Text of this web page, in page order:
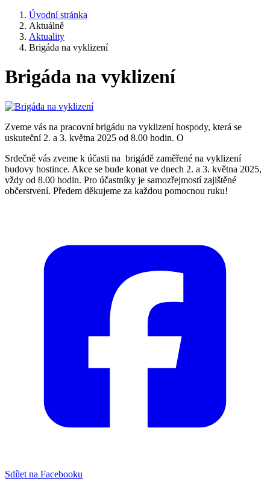
Úvodní stránka
Aktuálně
Aktuality
Brigáda na vyklizení
Brigáda na vyklizení
Zveme vás na pracovní brigádu na vyklizení hospody, která se
uskuteční 2. a 3. května 2025 od 8.00 hodin. O
Srdečně vás zveme k účasti na brigádě zaměřené na vyklizení
budovy hostince. Akce se bude konat ve dnech 2. a 3. května 2025,
vždy od 8.00 hodin. Pro účastníky je samozřejmostí zajištěné
občerstvení. Předem děkujeme za každou pomocnou ruku!
Sdílet na Facebooku